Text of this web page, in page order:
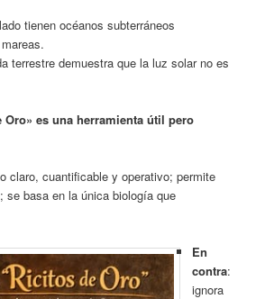
tienen océanos subterráneos
terrestre demuestra que la luz solar no es
Oro» es una herramienta útil pero
claro, cuantificable y operativo; permite
se basa en la única biología que
En
contra:
ignora